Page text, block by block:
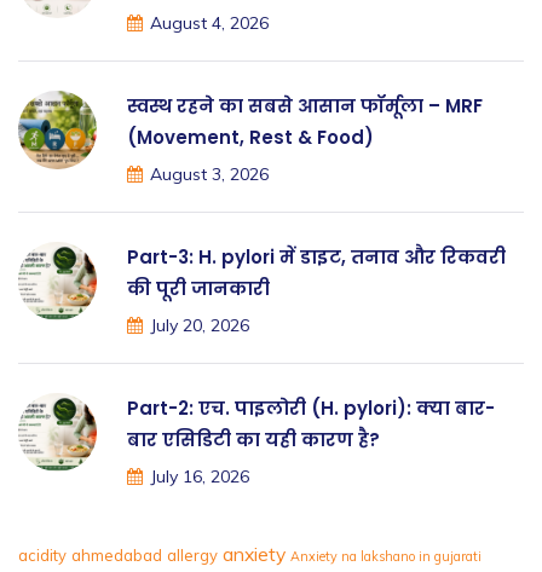
August 4, 2026
स्वस्थ रहने का सबसे आसान फॉर्मूला – MRF
(Movement, Rest & Food)
August 3, 2026
Part-3: H. pylori में डाइट, तनाव और रिकवरी
की पूरी जानकारी
July 20, 2026
Part-2: एच. पाइलोरी (H. pylori): क्या बार-
बार एसिडिटी का यही कारण है?
July 16, 2026
acidity ahmedabad allergy anxiety Anxiety na lakshano in gujarati